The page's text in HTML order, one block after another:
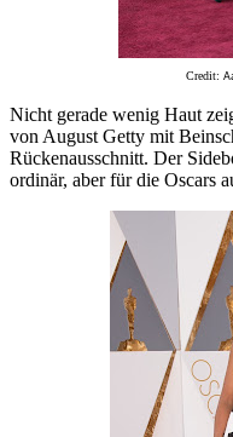
Credit:
Nicht gerade wenig Haut
von August Getty mit
Rückenausschnitt. Der
ordinär, aber für die Oscars